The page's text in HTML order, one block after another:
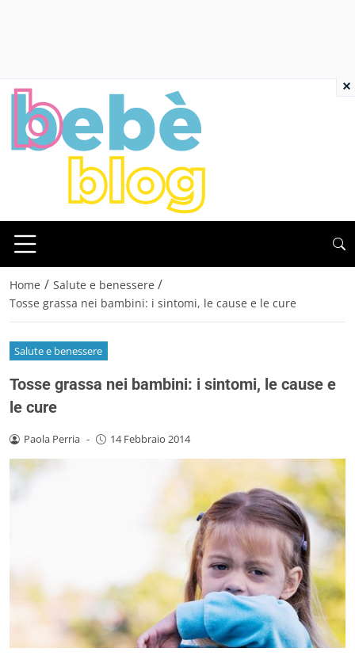
Home / Salute e benessere /
Tosse grassa nei bambini: i sintomi, le cause e le cure
Salute e benessere
Tosse grassa nei bambini: i sintomi, le cause e
le cure
Paola Perria - 14 Febbraio 2014
×